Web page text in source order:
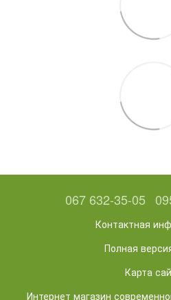
067 632-35-05
Контактная
Полная
Карта
Интернет магазин